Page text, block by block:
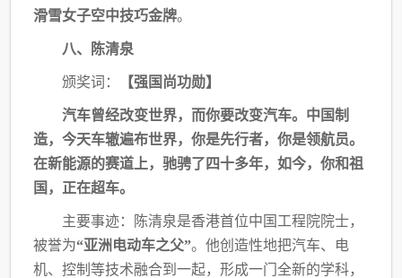
滑雪女子空中技巧金牌。
八、陈清泉
颁奖词： 【强国尚功勋】
汽车曾经改变世界，而你要改变汽车。中国制
造，今天车辙遍布世界，你是先行者，你是领航员。
在新能源的赛道上，驰骋了四十多年，如今，你和祖
国，正在超车。
主要事迹：陈清泉是香港首位中国工程院院士，
被誉为“亚洲电动车之父”。他创造性地把汽车、电
机、控制等技术融合到一起，形成一门全新的学科，